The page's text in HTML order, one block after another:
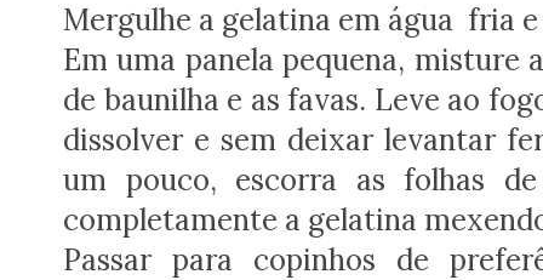
Mergulhe a gelatina em água fria
Em uma panela pequena, misture
de baunilha e as favas. Leve ao
dissolver e sem deixar levantar
um pouco, escorra as folhas
completamente a gelatina
Passar para copinhos de